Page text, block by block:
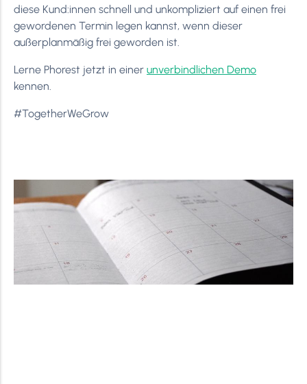
diese Kund:innen schnell und unkompliziert auf einen frei
gewordenen Termin legen kannst, wenn dieser
außerplanmäßig frei geworden ist.
Lerne Phorest jetzt in einer unverbindlichen Demo
kennen.
#TogetherWeGrow